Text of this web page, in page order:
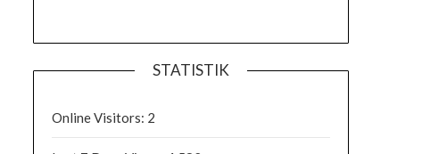
STATISTIK
Online Visitors: 2